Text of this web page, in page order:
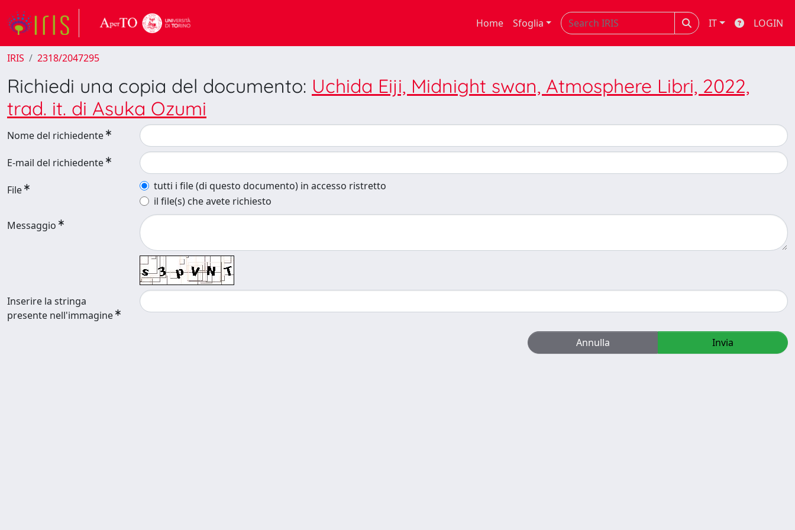
Home Sfoglia IT LOGIN
IRIS 2318/2047295
Richiedi una copia del documento: Uchida Eiji, Midnight swan, Atmosphere Libri, 2022,
trad. it. di Asuka Ozumi
Nome del richiedente
E-mail del richiedente
File
tutti i file (di questo documento) in accesso ristretto
il file(s) che avete richiesto
Messaggio
Inserire la stringa
presente nell'immagine
Annulla Invia